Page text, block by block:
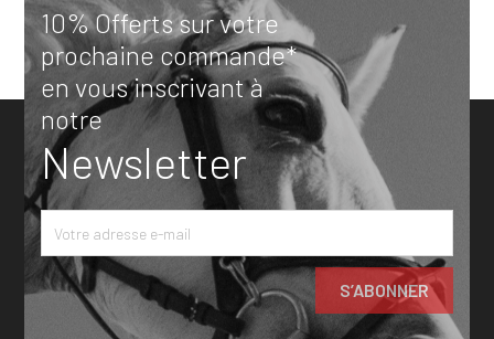
10% Offerts sur votre
prochaine commande*
en vous inscrivant à
notre
Newsletter